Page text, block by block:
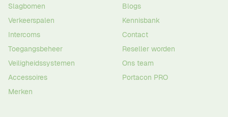
Slagbomen
Verkeerspalen
Intercoms
Toegangsbeheer
Veiligheidssystemen
Accessoires
Merken
Blogs
Kennisbank
Contact
Reseller worden
Ons team
Portacon PRO